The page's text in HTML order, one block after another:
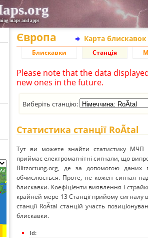
maps and apps
Європа Карта
Блискавки Станція
Please note that the data
new ones in the future.
Виберіть станцію:
Статистика станції RoÃtal
Тут ви можете знайти статистику МЧП
приймає електромагнітні сигнали, що
Blitzortung.org, де за допомогою даних
обчислюється. Проте, не кожен сигнал
блискавки. Коефіцієнти виявлення і
крайней мере 13 Станції прийому сигналу
станції RoÃtal станцій участь
блискавки.
Id: